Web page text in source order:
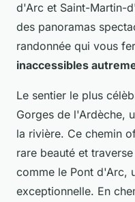
d'Arc et Saint-Martin-
des panoramas
randonnée qui vous
inaccessibles
Le sentier le plus
Gorges de l'Ardèche,
la rivière. Ce chemin
rare beauté et
comme le Pont d'Arc,
exceptionnelle. En